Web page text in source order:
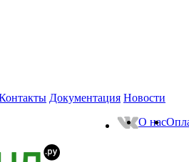
Документация Новости
О нас